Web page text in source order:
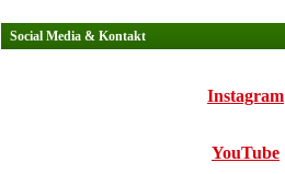
Social Media & Kontakt
Instagram
YouTube